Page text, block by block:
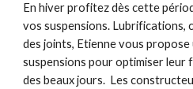
En hiver profitez dès cette
vos suspensions. Lubrifications,
des joints, Etienne vous
suspensions pour optimiser
des beaux jours.  Les